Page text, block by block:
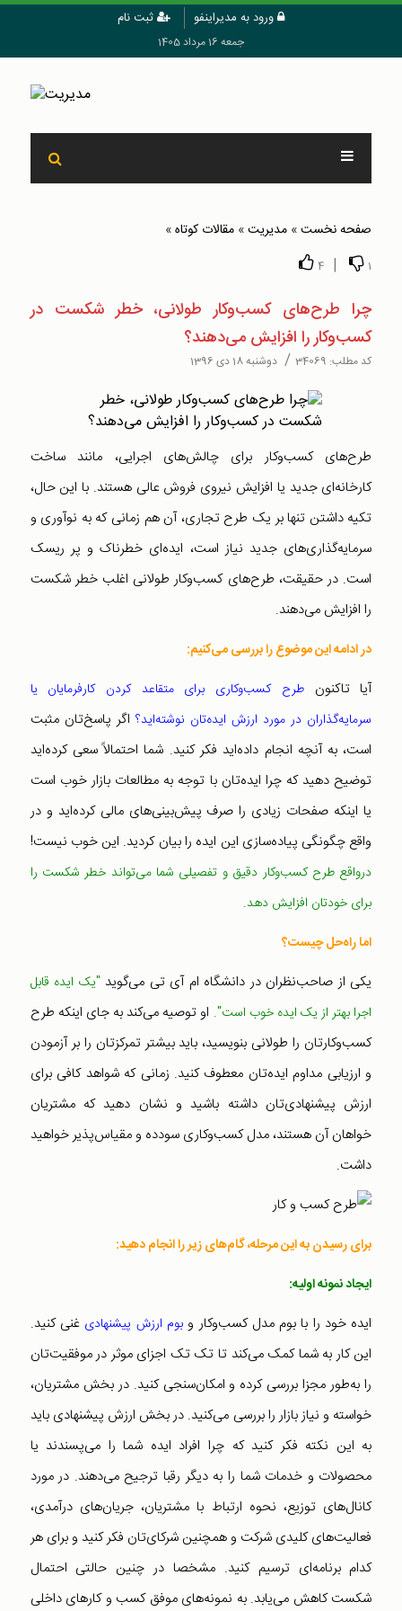
ورود به مدیراینفو ثبت نام
جمعه 16 مرداد 1405
صفحه نخست» مدیریت» مقالات کوتاه»
1
|
4
چرا طرح‌های کسب‌وکار طولانی، خطر شکست در
کسب‌وکار را افزایش می‌دهند؟
کد مطلب: 34069
/ دوشنبه 18 دی 1396
طرح‌های کسب‌وکار برای چالش‌های اجرایی، مانند ساخت
کارخانه‌ای جدید یا افزایش نیروی فروش عالی هستند. با این حال،
تکیه داشتن تنها بر یک طرح تجاری، آن هم زمانی که به نوآوری و
سرمایه‌گذاری‌های جدید نیاز است، ایده‌ای خطرناک و پر ریسک
است. در حقیقت، طرح‌های کسب‌وکار طولانی اغلب خطر شکست
را افزایش می‌دهند.
در ادامه این موضوع را بررسی می‌کنیم:
آیا تاکنونطرح کسب‌وکاری برای متقاعد کردن کارفرمایان یا
سرمایه‌گذاران در مورد ارزش ایده‌تان نوشته‌اید؟ اگر پاسخ‌تان مثبت
است، به آنچه انجام داده‌اید فکر کنید. شما احتمالاً سعی کرده‌اید
توضیح دهید که چرا ایده‌تان با توجه به مطالعات بازار خوب است
یا اینکه صفحات زیادی را صرف پیش‌بینی‌های مالی کرده‌اید و در
واقع چگونگی پیاده‌سازی این ایده را بیان کردید. این خوب نیست!
درواقع طرح کسب‌وکار دقیق و تفصیلی شما می‌تواند خطر شکست را
برای خودتان افزایش دهد.
اما راه‌حل چیست؟
یکی از صاحب‌نظران در دانشگاه ام آی تی می‌گوید "یک ایده قابل
اجرا بهتر از یک ایده خوب است". او توصیه می‌کند به جای اینکه طرح
کسب‌وکارتان را طولانی بنویسید، باید بیشتر تمرکزتان را بر آزمودن
و ارزیابی مداوم ایده‌تان معطوف کنید. زمانی که شواهد کافی برای
ارزش پیشنهادی‌تان داشته باشید و نشان دهید که مشتریان
خواهان آن هستند، مدل کسب‌وکاری سودده و مقیاس‌پذیر خواهید
داشت.
برای رسیدن به این مرحله، گام‌های زیر را انجام دهید:
ایجاد نمونه اولیه:
ایده خود را با بوم مدل کسب‌وکار و بوم ارزش پیشنهادیغنی کنید.
این کار به شما کمک می‌کند تا تک تک اجزای موثر در موفقیت‌تان
را به‌طور مجزا بررسی کرده و امکان‌سنجی کنید. در بخش مشتریان،
خواسته و نیاز بازار را بررسی می‌کنید. در بخش ارزش پیشنهادی باید
به این نکته فکر کنید که چرا افراد ایده شما را می‌پسندند یا
محصولات و خدمات شما را به دیگر رقبا ترجیح می‌دهند. در مورد
کانال‌های توزیع، نحوه ارتباط با مشتریان، جریان‌های درآمدی،
فعالیت‌های کلیدی شرکت و همچنین شرکای‌تان فکر کنید و برای هر
کدام برنامه‌ای ترسیم کنید. مشخصا در چنین حالتی احتمال
شکست کاهش می‌یابد. به نمونه‌های موفق کسب و کارهای داخلی